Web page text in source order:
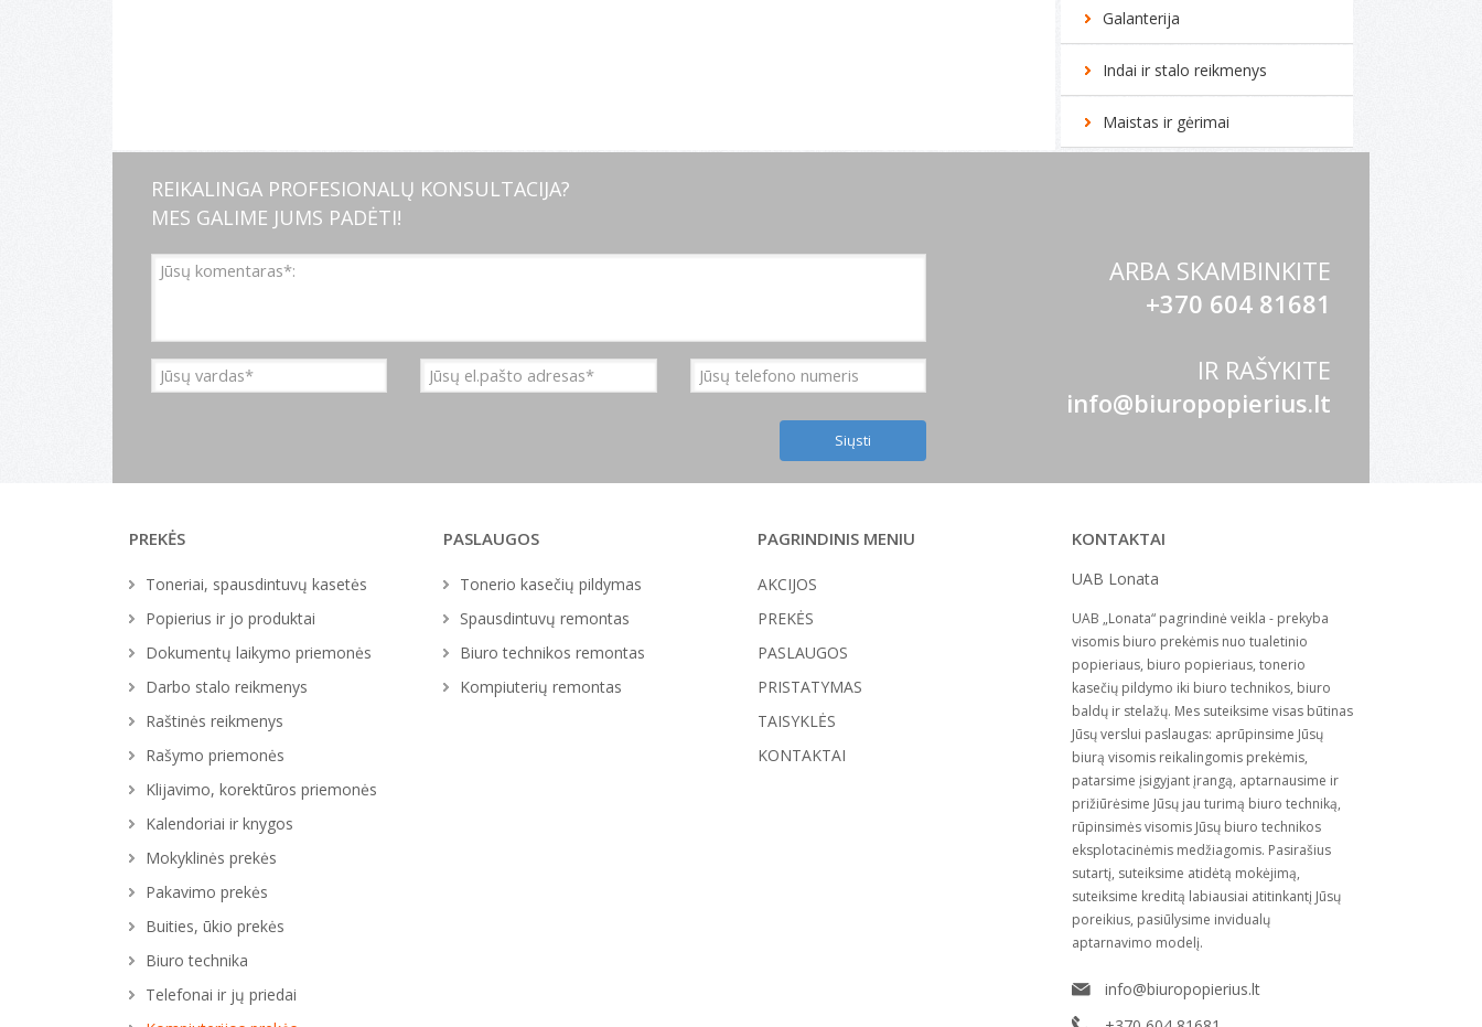
Galanterija
Indai ir stalo reikmenys
Maistas ir gėrimai
REIKALINGA PROFESIONALŲ KONSULTACIJA?
MES GALIME JUMS PADĖTI!
ARBA SKAMBINKITE
+370 604 81681
IR RAŠYKITE
info@biuropopierius.lt
PREKĖS
Toneriai, spausdintuvų kasetės
Popierius ir jo produktai
Dokumentų laikymo priemonės
Darbo stalo reikmenys
Raštinės reikmenys
Rašymo priemonės
Klijavimo, korektūros priemonės
Kalendoriai ir knygos
Mokyklinės prekės
Pakavimo prekės
Buities, ūkio prekės
Biuro technika
Telefonai ir jų priedai
PASLAUGOS
Tonerio kasečių pildymas
Spausdintuvų remontas
Biuro technikos remontas
Kompiuterių remontas
PAGRINDINIS MENIU
AKCIJOS
PREKĖS
PASLAUGOS
PRISTATYMAS
TAISYKLĖS
KONTAKTAI
KONTAKTAI
UAB Lonata
UAB „Lonata“ pagrindinė veikla - prekyba
visomis biuro prekėmis nuo tualetinio
popieriaus, biuro popieriaus, tonerio
kasečių pildymo iki biuro technikos, biuro
baldų ir stelažų. Mes suteiksime visas būtinas
Jūsų verslui paslaugas: aprūpinsime Jūsų
biurą visomis reikalingomis prekėmis,
patarsime įsigyjant įrangą, aptarnausime ir
prižiūrėsime Jūsų jau turimą biuro techniką,
rūpinsimės visomis Jūsų biuro technikos
eksplotacinėmis medžiagomis. Pasirašius
sutartį, suteiksime atidėtą mokėjimą,
suteiksime kreditą labiausiai atitinkantį Jūsų
poreikius, pasiūlysime invidualų
aptarnavimo modelį.
info@biuropopierius.lt